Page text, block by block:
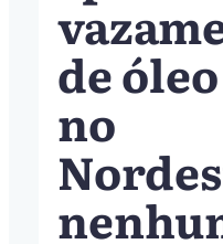
de óleo
no